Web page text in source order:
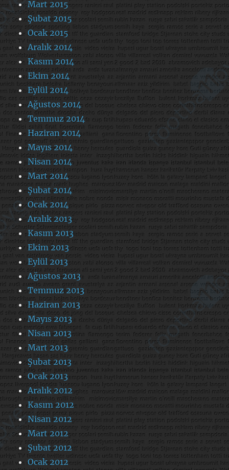
Mart 2015
Şubat 2015
Ocak 2015
Aralık 2014
Kasım 2014
Ekim 2014
Eylül 2014
Ağustos 2014
Temmuz 2014
Haziran 2014
Mayıs 2014
Nisan 2014
Mart 2014
Şubat 2014
Ocak 2014
Aralık 2013
Kasım 2013
Ekim 2013
Eylül 2013
Ağustos 2013
Temmuz 2013
Haziran 2013
Mayıs 2013
Nisan 2013
Mart 2013
Şubat 2013
Ocak 2013
Aralık 2012
Kasım 2012
Nisan 2012
Mart 2012
Şubat 2012
Ocak 2012